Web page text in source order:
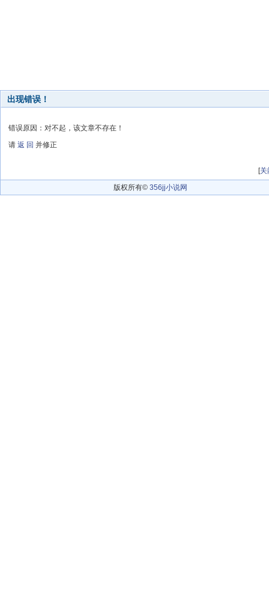
出现错误！
错误原因：对不起，该文章不存在！
请 返 回 并修正
[关
版权所有© 356jj小说网